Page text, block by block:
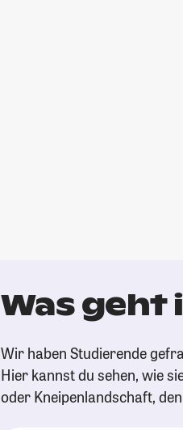
Was geht
Wir haben Studierende
Hier kannst du sehen, wie
oder Kneipenlandschaft,